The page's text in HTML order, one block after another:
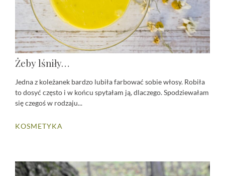
Żeby lśniły…
Jedna z koleżanek bardzo lubiła farbować sobie włosy. Robiła
to dosyć często i w końcu spytałam ją, dlaczego. Spodziewałam
się czegoś w rodzaju...
KOSMETYKA